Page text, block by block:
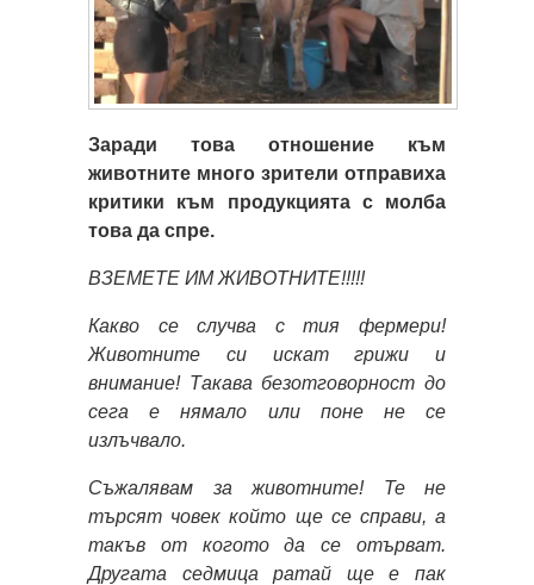
Заради това отношение към
животните много зрители отправиха
критики към продукцията с молба
това да спре.
ВЗЕМЕТЕ ИМ ЖИВОТНИТЕ!!!!!
Какво се случва с тия фермери!
Животните си искат грижи и
внимание! Такава безотговорност до
сега е нямало или поне не се
излъчвало.
Съжалявам за животните! Те не
търсят човек който ще се справи, а
такъв от когото да се отърват.
Другата седмица ратай ще е пак